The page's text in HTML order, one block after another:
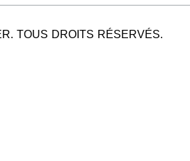
TOUS DROITS RÉSERVÉS.